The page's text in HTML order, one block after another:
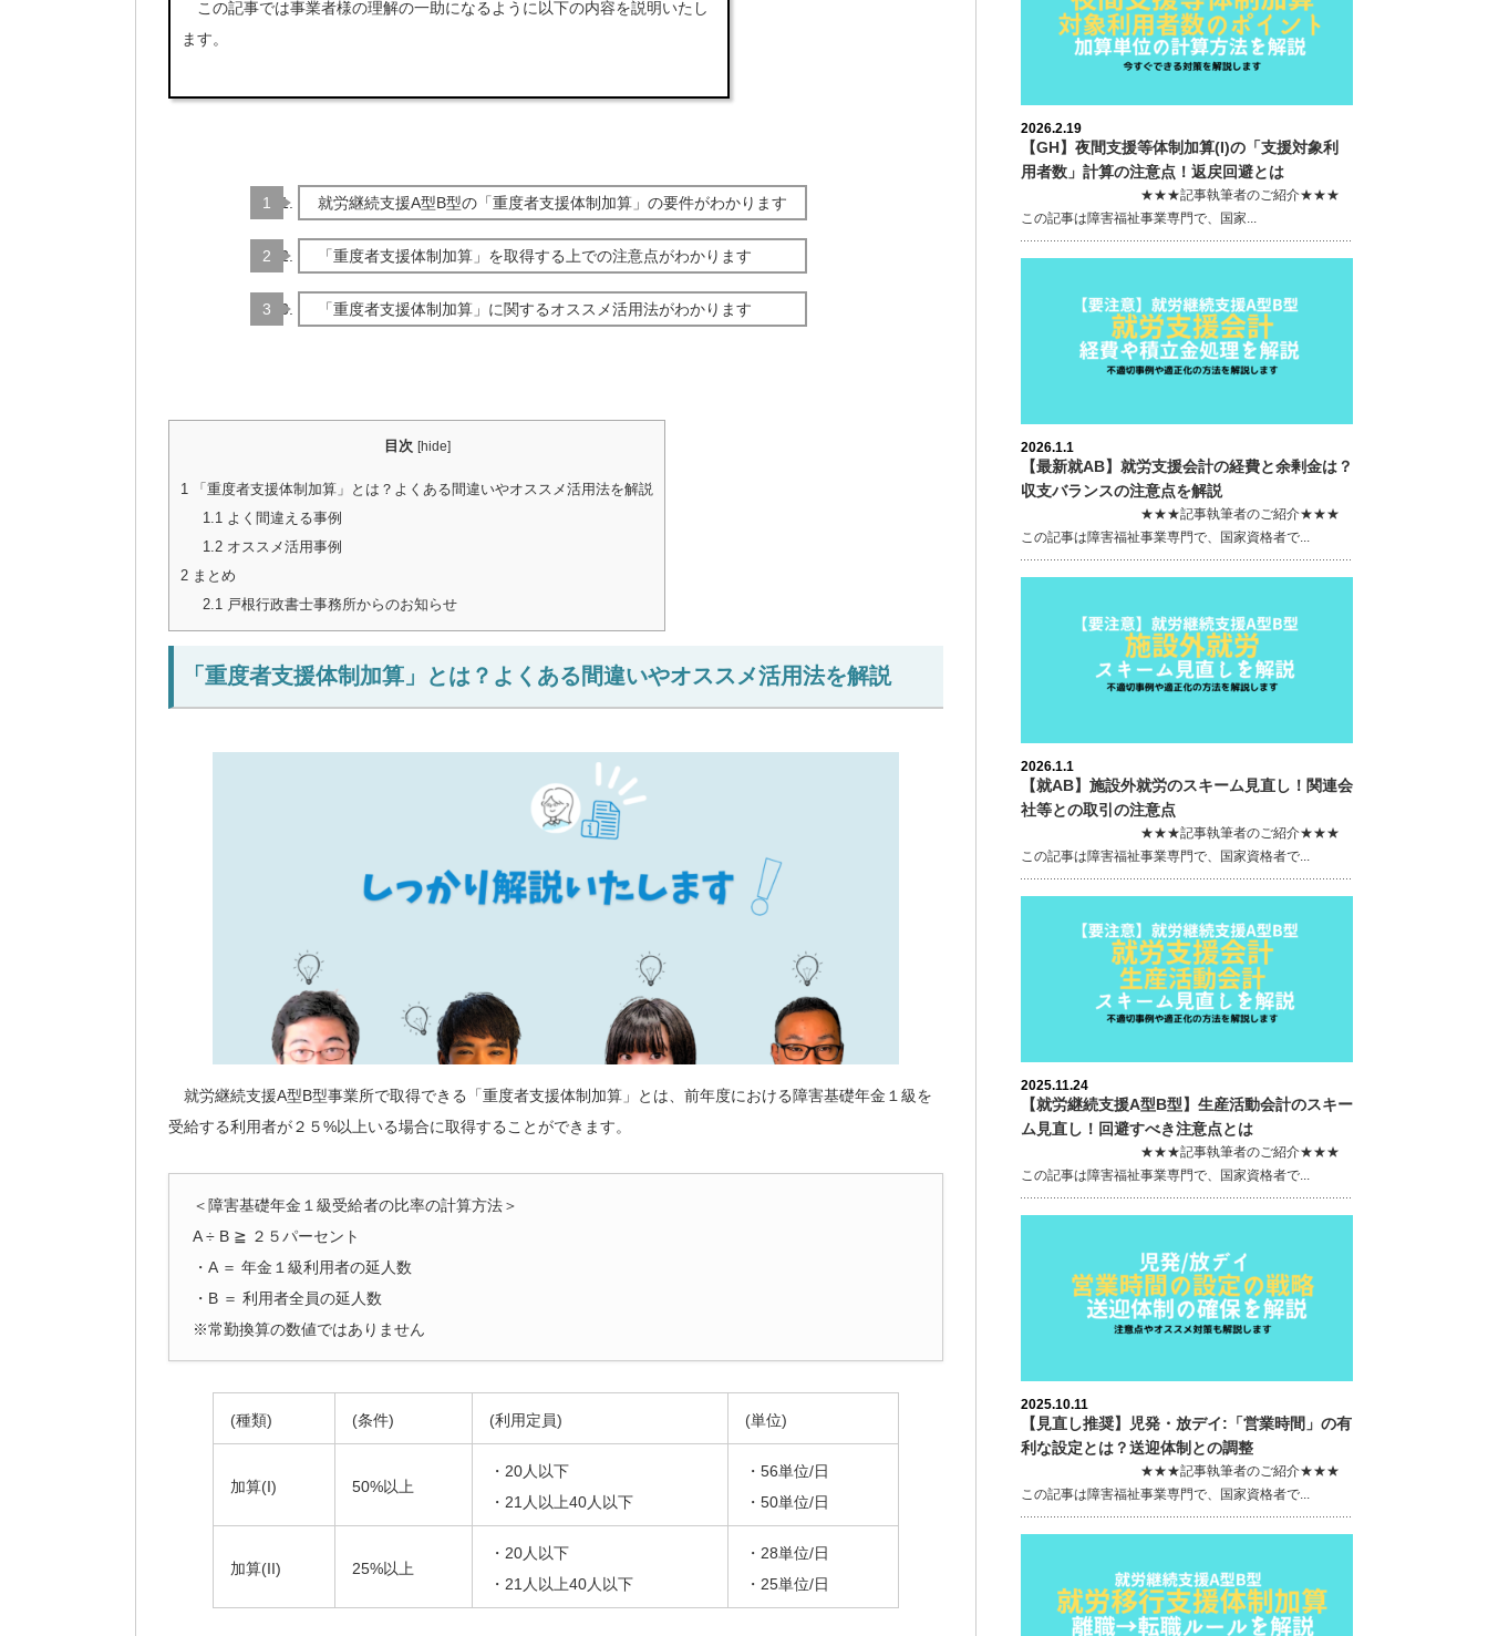
この記事では事業者様の理解の一助になるように以下の内容を説明いたし
ます。
就労継続支援A型B型の「重度者支援体制加算」の要件がわかります
「重度者支援体制加算」を取得する上での注意点がわかります
「重度者支援体制加算」に関するオススメ活用法がわかります
目次 [hide]
1 「重度者支援体制加算」とは？よくある間違いやオススメ活用法を解説
1.1よく間違える事例
1.2オススメ活用事例
2 まとめ
2.1戸根行政書士事務所からのお知らせ
「重度者支援体制加算」とは？よくある間違いやオススメ活用法を解説
就労継続支援A型B型事業所で取得できる「重度者支援体制加算」とは、前年度における障害基礎年金１級を
受給する利用者が２５%以上いる場合に取得することができます。
＜障害基礎年金１級受給者の比率の計算方法＞
A ÷ B ≧ ２５パーセント
・A ＝ 年金１級利用者の延人数
・B ＝ 利用者全員の延人数
※常勤換算の数値ではありません
(種類) (条件) (利用定員) (単位)
加算(I) 50%以上
・20人以下
・21人以上40人以下
・56単位/日
・50単位/日
加算(II) 25%以上
・20人以下
・21人以上40人以下
・28単位/日
・25単位/日
2026.2.19
【GH】夜間支援等体制加算(I)の「支援対象利
用者数」計算の注意点！返戻回避とは
★★★記事執筆者のご紹介★★★
この記事は障害福祉事業専門で、国家...
2026.1.1
【最新就AB】就労支援会計の経費と余剰金は？
収支バランスの注意点を解説
★★★記事執筆者のご紹介★★★
この記事は障害福祉事業専門で、国家資格者で...
2026.1.1
【就AB】施設外就労のスキーム見直し！関連会
社等との取引の注意点
★★★記事執筆者のご紹介★★★
この記事は障害福祉事業専門で、国家資格者で...
2025.11.24
【就労継続支援A型B型】生産活動会計のスキー
ム見直し！回避すべき注意点とは
★★★記事執筆者のご紹介★★★
この記事は障害福祉事業専門で、国家資格者で...
2025.10.11
【見直し推奨】児発・放デイ:「営業時間」の有
利な設定とは？送迎体制との調整
★★★記事執筆者のご紹介★★★
この記事は障害福祉事業専門で、国家資格者で...